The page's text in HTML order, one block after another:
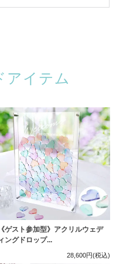
アイテム
《ゲスト参加型》アクリルウェデ
ングドロップ...
28,600円(税込)